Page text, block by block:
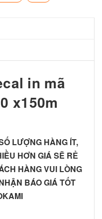
in mã
x150m
LƯỢNG HÀNG ÍT,
HƠN GIÁ SẼ RẺ
HÀNG VUI LÒNG
BÁO GIÁ TỐT